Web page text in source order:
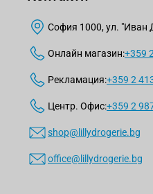
София 1000, ул. "Иван
Онлайн магазин:+359
Рекламация:+359 2
Центр. Офис:+359 2
shop@lillydrogerie.bg
office@lillydrogerie.bg